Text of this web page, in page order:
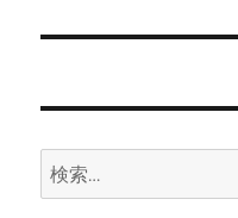
ー
ン
投
検
索: